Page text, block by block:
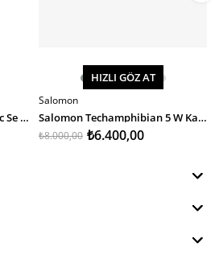
Merrell Hydro Next Gen Moc Se Kadın Su Ayakkabısı
SEPETE EKLE
HIZLI GÖZ AT
Salomon
Salomon Techamphibian 5 W Kadın Su Ayakkabısı
₺6.400,00
₺8.000,00